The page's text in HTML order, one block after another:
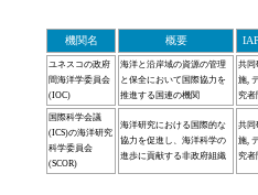
機関名 概要
ユネスコの政府
間海洋学委員会
(IOC)
海洋と沿岸域の資源の管理
と保全において国際協力を
推進する国連の機関
共同
施,
究者
国際科学会議
(ICS)の海洋研究
科学委員会
(SCOR)
海洋研究における国際的な
協力を促進し、海洋科学の
進歩に貢献する非政府組織
共同
施,
究者